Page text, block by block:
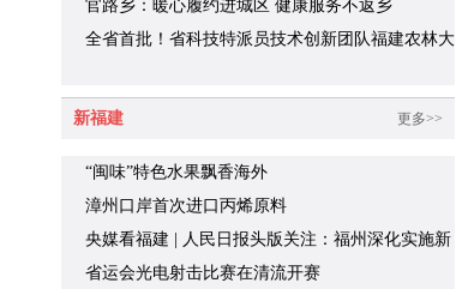
官路乡：暖心履约进城区 健康服务不返乡
全省首批！省科技特派员技术创新团队福建农林大
更多>>
新福建
“闽味”特色水果飘香海外
漳州口岸首次进口丙烯原料
央媒看福建 | 人民日报头版关注：福州深化实施新
时代“堡垒工程”
省运会光电射击比赛在清流开赛